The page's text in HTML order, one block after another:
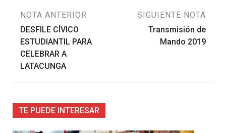
Navegación
de
entradas
NOTA ANTERIOR
DESFILE CÍVICO
ESTUDIANTIL PARA
CELEBRAR A
LATACUNGA
SIGUIENTE NOTA
Transmisión de
Mando 2019
TE PUEDE INTERESAR